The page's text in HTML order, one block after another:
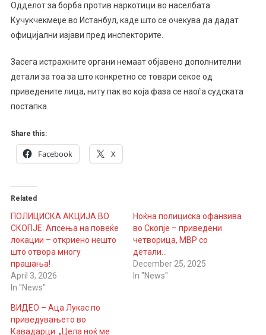
Одделот за борба против наркотици во населбата
Кучукчекмеџе во Истанбул, каде што се очекува да дадат
официјални изјави пред инспекторите.
Засега истражните органи немаат објавено дополнителни
детали за тоа за што конкретно се товари секое од
приведените лица, ниту пак во која фаза се наоѓа судската
постапка.
Share this:
Facebook X
Related
ПОЛИЦИСКА АКЦИЈА ВО
СКОПЈЕ: Апсења на повеќе
локации – откриено нешто
што отвора многу
прашања!
April 3, 2026
In "News"
Ноќна полициска офанзива
во Скопје – приведени
четворица, МВР со
детали…
December 25, 2025
In "News"
ВИДЕО – Аца Лукас по
приведувањето во
Кавадарци: „Цела ноќ ме